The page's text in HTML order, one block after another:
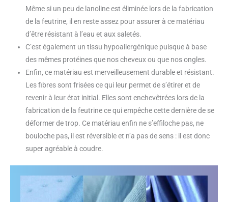
Même si un peu de lanoline est éliminée lors de la fabrication
de la feutrine, il en reste assez pour assurer à ce matériau
d’être résistant à l’eau et aux saletés.
C’est également un tissu hypoallergénique puisque à base
des mêmes protéines que nos cheveux ou que nos ongles.
Enfin, ce matériau est merveilleusement durable et résistant.
Les fibres sont frisées ce qui leur permet de s’étirer et de
revenir à leur état initial. Elles sont enchevêtrées lors de la
fabrication de la feutrine ce qui empêche cette dernière de se
déformer de trop. Ce matériau enfin ne s’effiloche pas, ne
bouloche pas, il est réversible et n’a pas de sens : il est donc
super agréable à coudre.